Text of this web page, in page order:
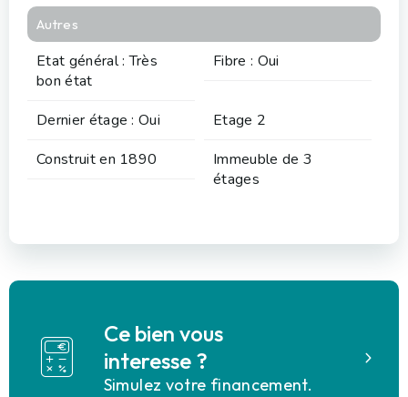
Autres
Etat général : Très
bon état
Fibre : Oui
Dernier étage : Oui
Etage 2
Construit en 1890
Immeuble de 3
étages
Ce bien vous
interesse ?
Simulez votre financement.